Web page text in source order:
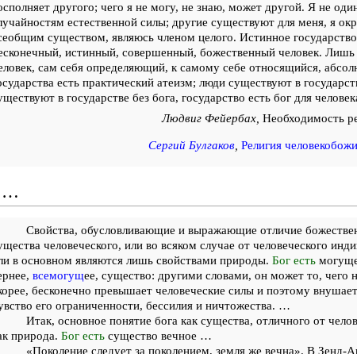
другого; чего я не могу, не знаю, может другой. Я не
естественной силы; другие существуют для меня, я
существом, являюсь членом целого. Истинное
истинный, совершенный, божественный человек. Лишь
сам себя определяющий, к самому себе относящийся,
есть практический атеизм; люди существуют в
в государстве без бога, государство есть бог для
Людвиг Фейербах, Необходимость
Сергий Булгаков Религия
…
Свойства, обусловливающие и выражающие отличие
человеческого, или во всяком случае от человеческого
в основном являются лишь свойствами природы. Бог есть
всемогущее, существо: другими словами, он может то, чего
бесконечно превышает человеческие силы и поэтому
его ограниченности, бессилия и ничтожества. …
Итак, основное понятие бога как существа, отличного от
природа. Бог естьсущество вечное …
«Поколение следует за поколением, земля же вечна». В Зенд-